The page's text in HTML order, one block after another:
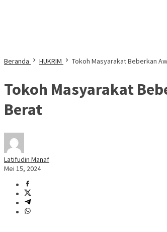
Beranda HUKRIM Tokoh Masyarakat Beberkan
Tokoh Masyarakat
Berat
Latifudin Manaf
Mei 15, 2024